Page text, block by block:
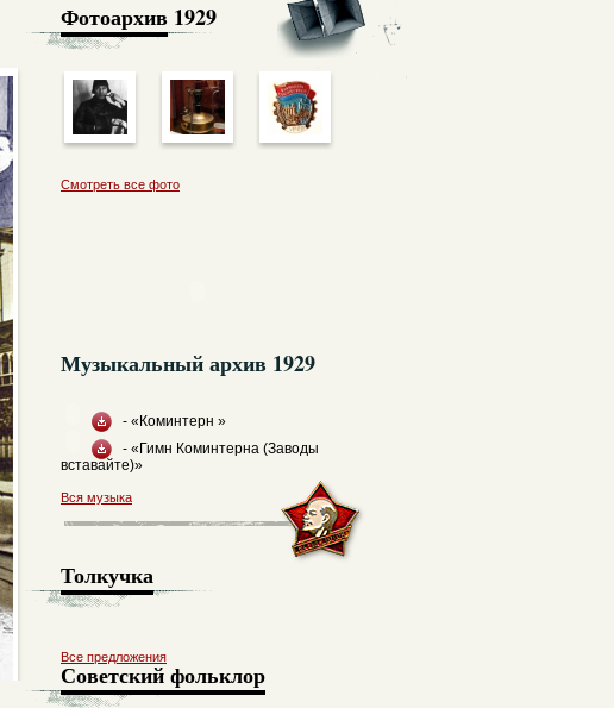
Фотоархив 1929
Смотреть все фото
Музыкальный архив 1929
- «Коминтерн »
- «Гимн Коминтерна (Заводы
вставайте)»
Вся музыка
Толкучка
Все предложения
Советский фольклор